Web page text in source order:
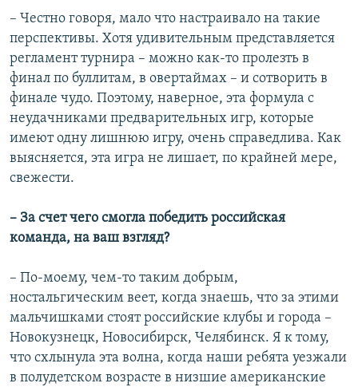
– Честно говоря, мало что настраивало на такие
перспективы. Хотя удивительным представляется
регламент турнира – можно как-то пролезть в
финал по буллитам, в овертаймах – и сотворить в
финале чудо. Поэтому, наверное, эта формула с
неудачниками предварительных игр, которые
имеют одну лишнюю игру, очень справедлива. Как
выясняется, эта игра не лишает, по крайней мере,
свежести.
– За счет чего смогла победить российская
команда, на ваш взгляд?
– По-моему, чем-то таким добрым,
ностальгическим веет, когда знаешь, что за этими
мальчишками стоят российские клубы и города –
Новокузнецк, Новосибирск, Челябинск. Я к тому,
что схлынула эта волна, когда наши ребята уезжали
в полудетском возрасте в низшие американские